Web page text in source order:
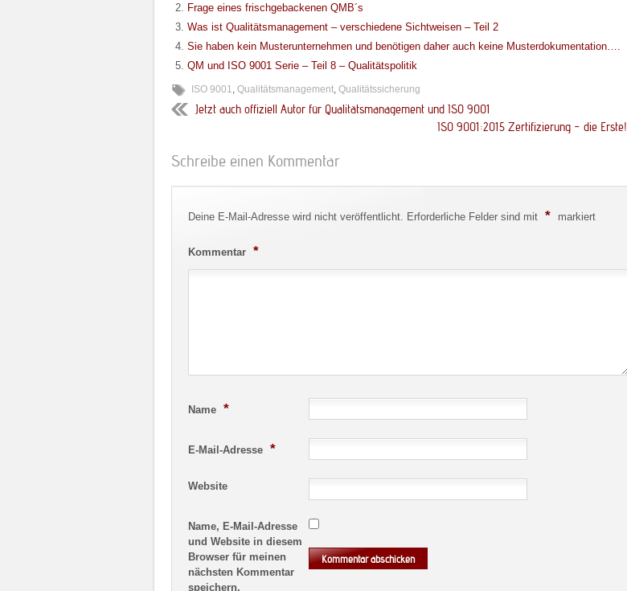
Frage eines frischgebackenen QMB´s
Was ist Qualitätsmanagement – verschiedene Sichtweisen – Teil 2
Sie haben kein Musterunternehmen und benötigen daher auch keine Musterdokumentation….
QM und ISO 9001 Serie – Teil 8 – Qualitätspolitik
ISO 9001, Qualitätsmanagement, Qualitätssicherung
Jetzt auch offiziell Autor für Qualitätsmanagement und ISO 9001
ISO 9001:2015 Zertifizierung – die Erste!
Schreibe einen Kommentar
Deine E-Mail-Adresse wird nicht veröffentlicht. Erforderliche Felder sind mit * markiert
Kommentar *
Name *
E-Mail-Adresse *
Website
Name, E-Mail-Adresse
und Website in diesem
Browser für meinen
nächsten Kommentar
speichern.